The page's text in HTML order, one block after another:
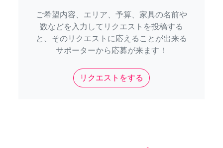
ご希望内容、エリア、予算、家具の名前や
数などを入力してリクエストを投稿する
と、そのリクエストに応えることが出来る
サポーターから応募が来ます！
リクエストをする